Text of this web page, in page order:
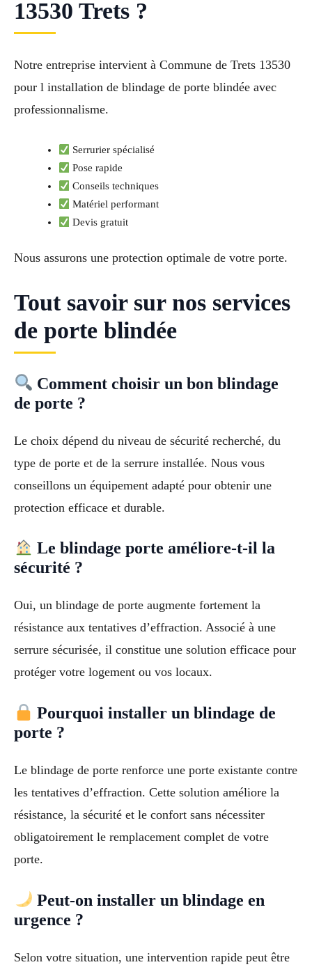
13530 Trets ?
Notre entreprise intervient à Commune de Trets 13530
pour l installation de blindage de porte blindée avec
professionnalisme.
Serrurier spécialisé
Pose rapide
Conseils techniques
Matériel performant
Devis gratuit
Nous assurons une protection optimale de votre porte.
Tout savoir sur nos services
de porte blindée
Comment choisir un bon blindage
de porte ?
Le choix dépend du niveau de sécurité recherché, du
type de porte et de la serrure installée. Nous vous
conseillons un équipement adapté pour obtenir une
protection efficace et durable.
Le blindage porte améliore-t-il la
sécurité ?
Oui, un blindage de porte augmente fortement la
résistance aux tentatives d’effraction. Associé à une
serrure sécurisée, il constitue une solution efficace pour
protéger votre logement ou vos locaux.
Pourquoi installer un blindage de
porte ?
Le blindage de porte renforce une porte existante contre
les tentatives d’effraction. Cette solution améliore la
résistance, la sécurité et le confort sans nécessiter
obligatoirement le remplacement complet de votre
porte.
Peut-on installer un blindage en
urgence ?
Selon votre situation, une intervention rapide peut être